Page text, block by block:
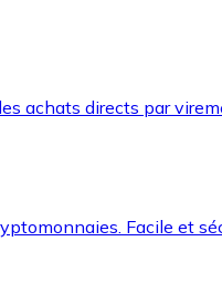
achats directs par
Facile et